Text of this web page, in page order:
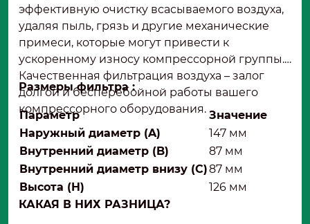
эффективную очистку всасываемого воздуха,
удаляя пыль, грязь и другие механические
примеси, которые могут привести к
ускоренному износу компрессорной группы.
Качественная фильтрация воздуха – залог
долгой и бесперебойной работы вашего
компрессорного оборудования.
Размеры фильтра :
Параметр
Значение
Наружный диаметр (A)
147 мм
Внутренний диаметр (B)
87 мм
Внутренний диаметр внизу (C)87 мм
Высота (H)
126 мм
КАКАЯ В НИХ РАЗНИЦА?